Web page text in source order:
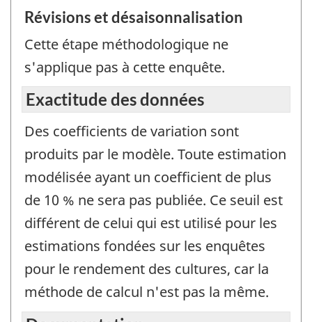
Révisions et désaisonnalisation
Cette étape méthodologique ne
s'applique pas à cette enquête.
Exactitude des données
Des coefficients de variation sont
produits par le modèle. Toute estimation
modélisée ayant un coefficient de plus
de 10 % ne sera pas publiée. Ce seuil est
différent de celui qui est utilisé pour les
estimations fondées sur les enquêtes
pour le rendement des cultures, car la
méthode de calcul n'est pas la même.